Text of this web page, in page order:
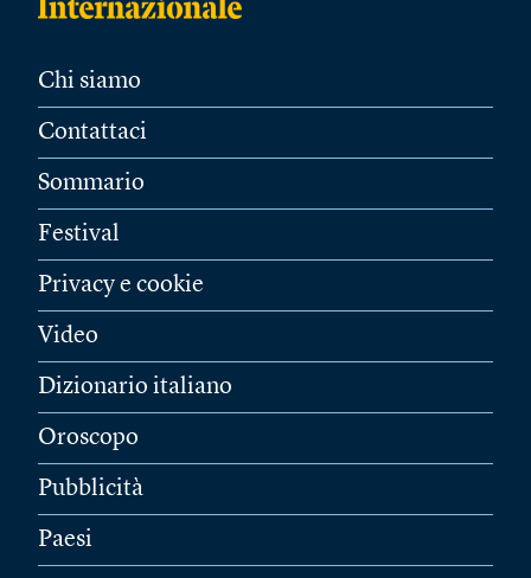
Chi siamo
Contattaci
Sommario
Festival
Privacy e cookie
Video
Dizionario italiano
Oroscopo
Pubblicità
Paesi